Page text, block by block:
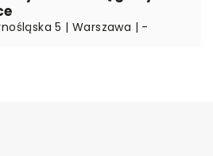
5 | Warszawa | -